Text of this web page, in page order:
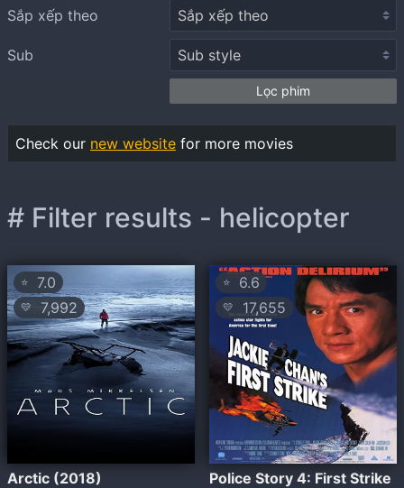
# Filter results - helicopter
⭐ 7.0
💛 7,992
Arctic (2018)
⭐ 6.6
💛 17,655
Police Story 4: First Strike
Sắp xếp theo
Sub
Lọc phim
Check our new website for more movies